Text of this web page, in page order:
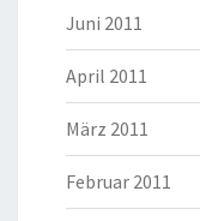
Juni 2011
April 2011
März 2011
Februar 2011